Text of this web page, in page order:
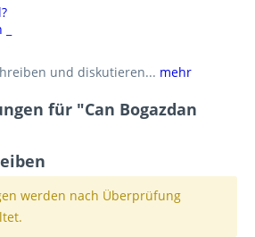
und diskutieren... mehr
für "Can Bogazdan
werden nach Überprüfung